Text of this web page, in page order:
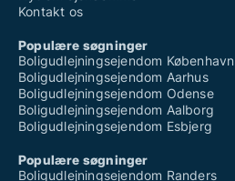
Kontakt os
Populære søgninger
Boligudlejningsejendom København
Boligudlejningsejendom Aarhus
Boligudlejningsejendom Odense
Boligudlejningsejendom Aalborg
Boligudlejningsejendom Esbjerg
Populære søgninger
Boligudlejningsejendom Randers